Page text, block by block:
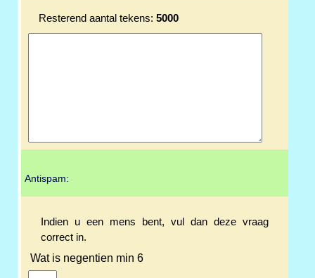
Resterend aantal tekens: 5000
Antispam:
Indien u een mens bent, vul dan deze vraag
correct in.
Wat is negentien min 6